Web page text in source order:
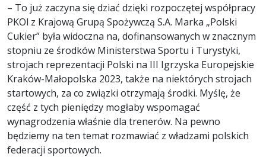
– To już zaczyna się dziać dzięki rozpoczętej współpracy
PKOl z Krajową Grupą Spożywczą S.A. Marka „Polski
Cukier” była widoczna na, dofinansowanych w znacznym
stopniu ze środków Ministerstwa Sportu i Turystyki,
strojach reprezentacji Polski na III Igrzyska Europejskie
Kraków-Małopolska 2023, także na niektórych strojach
startowych, za co związki otrzymają środki. Myślę, że
część z tych pieniędzy mogłaby wspomagać
wynagrodzenia właśnie dla trenerów. Na pewno
będziemy na ten temat rozmawiać z władzami polskich
federacji sportowych.